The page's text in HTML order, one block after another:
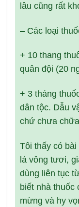
lâu cũng rất
– Các loại
+ 10 thang
quân đội (20
+ 3 tháng
dân tộc. Dẫu
chứ chưa
Tôi thấy có
lá vông tươi,
dùng liên tục
biết nhà thuốc
mừng và hy